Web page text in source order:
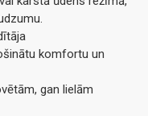
komfortu un
gan lielām